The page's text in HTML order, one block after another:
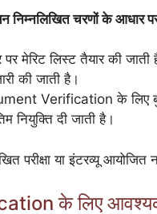
चरणों के आधार पर
मेरिट लिस्ट तैयार की जाती
की जाती है।
Verification के लिए
नियुक्ति दी जाती है।
परीक्षा या इंटरव्यू आयोजित
के लिए